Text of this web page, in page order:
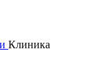
Клиника